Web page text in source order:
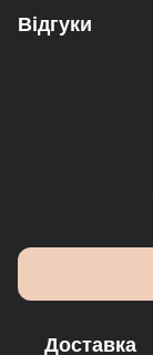
Відгуки
Доставка